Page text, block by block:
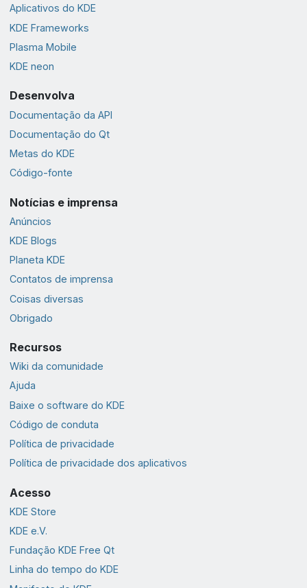
Aplicativos do KDE
KDE Frameworks
Plasma Mobile
KDE neon
Desenvolva
Documentação da API
Documentação do Qt
Metas do KDE
Código-fonte
Notícias e imprensa
Anúncios
KDE Blogs
Planeta KDE
Contatos de imprensa
Coisas diversas
Obrigado
Recursos
Wiki da comunidade
Ajuda
Baixe o software do KDE
Código de conduta
Política de privacidade
Política de privacidade dos aplicativos
Acesso
KDE Store
KDE e.V.
Fundação KDE Free Qt
Linha do tempo do KDE